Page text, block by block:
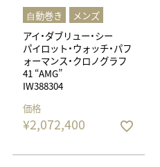
⾃動巻き
メンズ
アイ・ダブリュー・シー
パイロット・ウォッチ・パフ
ォーマンス・クロノグラフ
41 “AMG”
IW388304
価格
¥2,072,400